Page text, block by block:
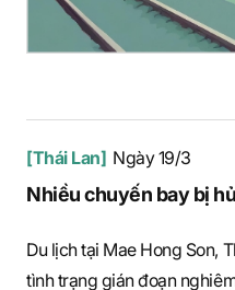
[Thái Lan] Ngày 19/3
Nhiều chuyến bay bị
Du lịch tại Mae Hong Son,
tình trạng gián đoạn